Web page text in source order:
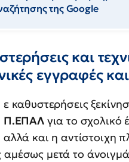
της Google
και
εγγραφές
ε καθυστερήσεις
Π.ΕΠΑΛγια το σχολικό
αλλά και η αντίστοιχη
αμέσως μετά το